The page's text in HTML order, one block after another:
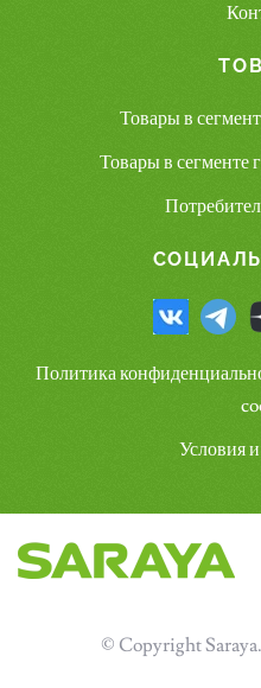
Товары в
Товары в сегменте
Политика
Условия
© Copyright